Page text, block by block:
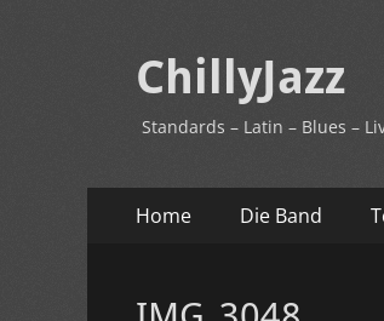
ChillyJazz
Standards – Latin – Blues –
Primäres
Inhalt
Home Die Band